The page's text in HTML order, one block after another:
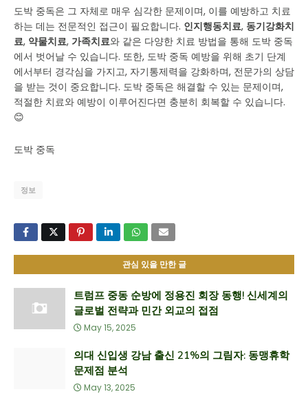
도박 중독은 그 자체로 매우 심각한 문제이며, 이를 예방하고 치료
하는 데는 전문적인 접근이 필요합니다. 인지행동치료, 동기강화치
료, 약물치료, 가족치료와 같은 다양한 치료 방법을 통해 도박 중독
에서 벗어날 수 있습니다. 또한, 도박 중독 예방을 위해 초기 단계
에서부터 경각심을 가지고, 자기통제력을 강화하며, 전문가의 상담
을 받는 것이 중요합니다. 도박 중독은 해결할 수 있는 문제이며,
적절한 치료와 예방이 이루어진다면 충분히 회복할 수 있습니다.
😊
도박 중독
정보
관심 있을 만한 글
트럼프 중동 순방에 정용진 회장 동행! 신세계의
글로벌 전략과 민간 외교의 접점
May 15, 2025
의대 신입생 강남 출신 21%의 그림자: 동맹휴학
문제점 분석
May 13, 2025